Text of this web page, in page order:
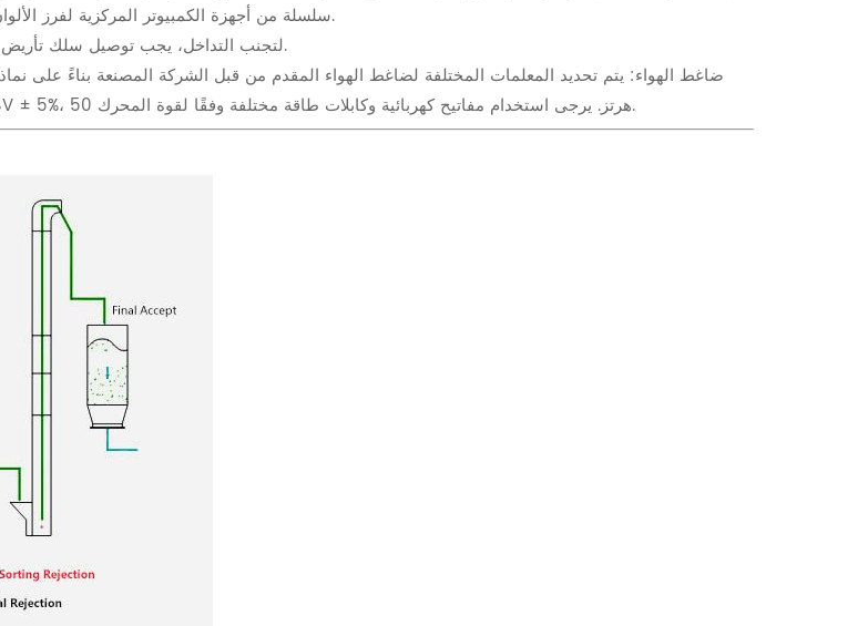
سلسلة من أجهزة الكمبيوتر المركزية لفرز الألوان، ويتم تحديد الاتصال بحزام الكمبيوتر الرئيسي وفقًا لقوة النموذج الفعلية.
لتجنب التداخل، يجب توصيل سلك تأريض منفصل (2 متر أو أكثر) بمضيف فارز الألوان، ويجب ضمان التأريض الجيد.
ضاغط الهواء: يتم تحديد المعلمات المختلفة لضاغط الهواء المقدم من قبل الشركة المصنعة بناءً على
ضاغط الهواء، لكن مصدر الطاقة العامل الخاص بها يكون ثلاثي الطور 380V ± 5%، 50 هرتز. يرجى استخدام مفاتيح كهربائية وكابلات طاقة مختلفة وفقًا لقوة المحرك.